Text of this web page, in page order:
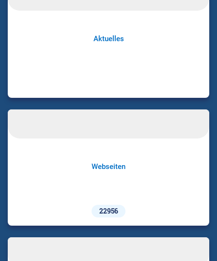
Aktuelles
Webseiten
22956